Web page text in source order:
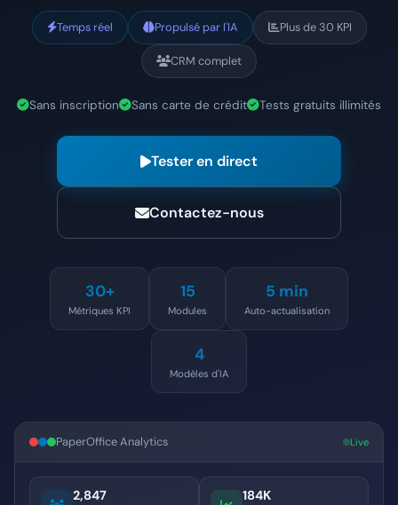
Temps réel Propulsé par l'IA Plus de 30 KPI
CRM complet
Sans inscription Sans carte de crédit Tests gratuits illimités
Tester en direct
Contactez-nous
30+
Métriques KPI
15
Modules
5 min
Auto-actualisation
4
Modèles d'IA
PaperOffice Analytics Live
2,847 184K